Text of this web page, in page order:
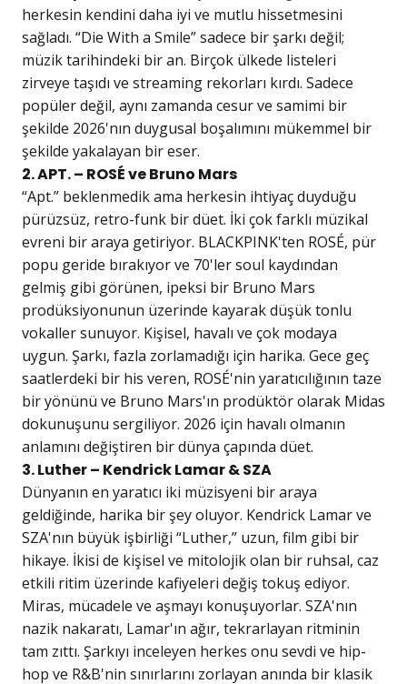
herkesin kendini daha iyi ve mutlu hissetmesini
sağladı. “Die With a Smile” sadece bir şarkı değil;
müzik tarihindeki bir an. Birçok ülkede listeleri
zirveye taşıdı ve streaming rekorları kırdı. Sadece
popüler değil, aynı zamanda cesur ve samimi bir
şekilde 2026'nın duygusal boşalımını mükemmel bir
şekilde yakalayan bir eser.
2. APT. – ROSÉ ve Bruno Mars
“Apt.” beklenmedik ama herkesin ihtiyaç duyduğu
pürüzsüz, retro-funk bir düet. İki çok farklı müzikal
evreni bir araya getiriyor. BLACKPINK'ten ROSÉ, pür
popu geride bırakıyor ve 70'ler soul kaydından
gelmiş gibi görünen, ipeksi bir Bruno Mars
prodüksiyonunun üzerinde kayarak düşük tonlu
vokaller sunuyor. Kişisel, havalı ve çok modaya
uygun. Şarkı, fazla zorlamadığı için harika. Gece geç
saatlerdeki bir his veren, ROSÉ'nin yaratıcılığının taze
bir yönünü ve Bruno Mars'ın prodüktör olarak Midas
dokunuşunu sergiliyor. 2026 için havalı olmanın
anlamını değiştiren bir dünya çapında düet.
3. Luther – Kendrick Lamar & SZA
Dünyanın en yaratıcı iki müzisyeni bir araya
geldiğinde, harika bir şey oluyor. Kendrick Lamar ve
SZA'nın büyük işbirliği “Luther,” uzun, film gibi bir
hikaye. İkisi de kişisel ve mitolojik olan bir ruhsal, caz
etkili ritim üzerinde kafiyeleri değiş tokuş ediyor.
Miras, mücadele ve aşmayı konuşuyorlar. SZA'nın
nazik nakaratı, Lamar'ın ağır, tekrarlayan ritminin
tam zıttı. Şarkıyı inceleyen herkes onu sevdi ve hip-
hop ve R&B'nin sınırlarını zorlayan anında bir klasik